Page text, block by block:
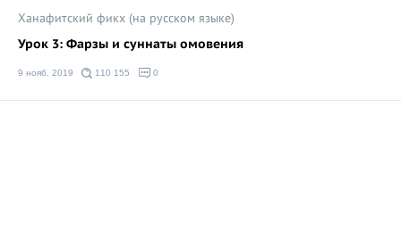
Ханафитский фикх (на русском языке)
Урок 3: Фарзы и суннаты омовения
9 нояб. 2019 110 155 0